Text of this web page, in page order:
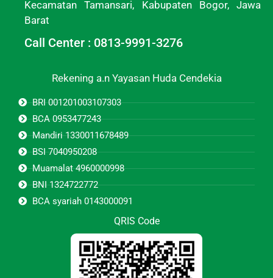
Kecamatan Tamansari, Kabupaten Bogor, Jawa
Barat
Call Center : 0813-9991-3276
Rekening a.n Yayasan Huda Cendekia
BRI 001201003107303
BCA 0953477243
Mandiri 1330011678489
BSI 7040950208
Muamalat 4960000998
BNI 1324722772
BCA syariah 0143000091
QRIS Code